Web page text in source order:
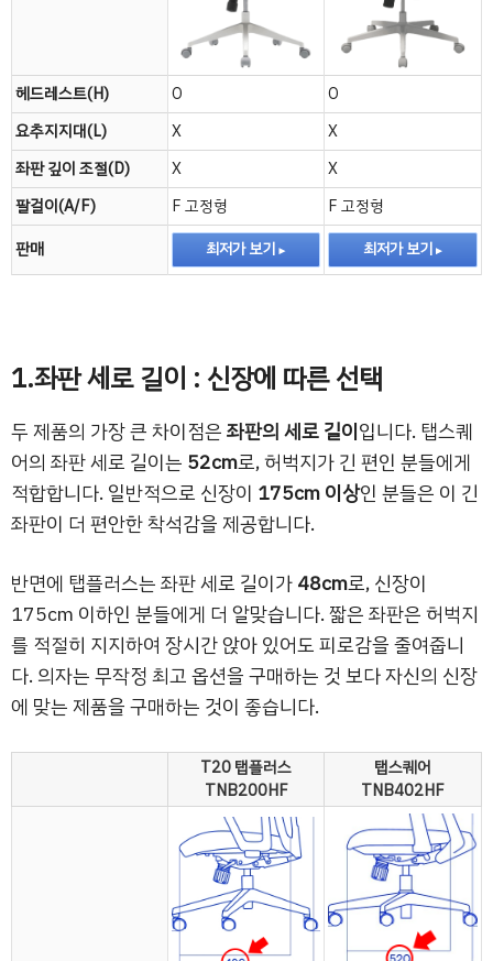
헤드레스트(H) O
O
요추지지대(L)
X
X
좌판 깊이 조절(D)
X
X
팔걸이(A/F)
F 고정형
F 고정형
판매
최저가 보기 최저가 보기
1.좌판 세로 길이 : 신장에 따른 선택
두 제품의 가장 큰 차이점은좌판의 세로 길이입니다. 탭스퀘
어의 좌판 세로 길이는 52cm로, 허벅지가 긴 편인 분들에게
적합합니다. 일반적으로 신장이 175cm 이상인 분들은 이 긴
좌판이 더 편안한 착석감을 제공합니다.
반면에 탭플러스는 좌판 세로 길이가48cm로, 신장이
175cm 이하인 분들에게 더 알맞습니다. 짧은 좌판은 허벅지
를 적절히 지지하여 장시간 앉아 있어도 피로감을 줄여줍니
다. 의자는 무작정 최고 옵션을 구매하는 것 보다 자신의 신장
에 맞는 제품을 구매하는 것이 좋습니다.
T20 탭플러스
TNB200HF
탭스퀘어
TNB402HF